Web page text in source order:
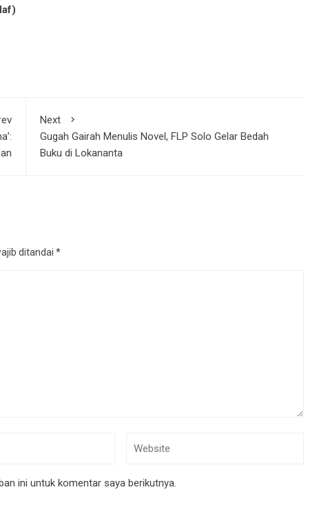
Next
Gugah Gairah Menulis Novel, FLP Solo Gelar Bedah
Buku di Lokananta
ditandai *
ini untuk komentar saya berikutnya.